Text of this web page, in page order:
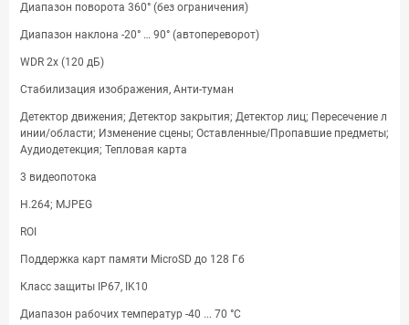
Диапазон поворота 360° (без ограничения)
Диапазон наклона -20° … 90° (автопереворот)
WDR 2x (120 дБ)
Стабилизация изображения, Анти-туман
Детектор движения; Детектор закрытия; Детектор лиц; Пересечение л
инии/области; Изменение сцены; Оставленные/Пропавшие предметы;
Аудиодетекция; Тепловая карта
3 видеопотока
H.264; MJPEG
ROI
Поддержка карт памяти MicroSD до 128 Гб
Класс защиты IP67, IK10
Диапазон рабочих температур -40 ... 70 °С